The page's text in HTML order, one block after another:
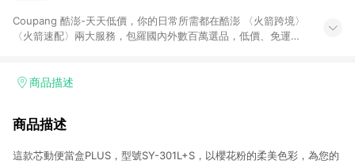
Coupang 酷澎-天天低價，你的日常所需都在酷澎 〈火箭跨境〉
〈火箭速配〉兩大服務，包羅國內外數百萬選品，低價、免運，
加入WOW會員告別湊免運，火箭速配、火箭跨境優質選品不限金
商品描述
商品描述
這款芯動便當盒PLUS，型號SY-301L+S，以櫻花粉的柔美色彩，為您的